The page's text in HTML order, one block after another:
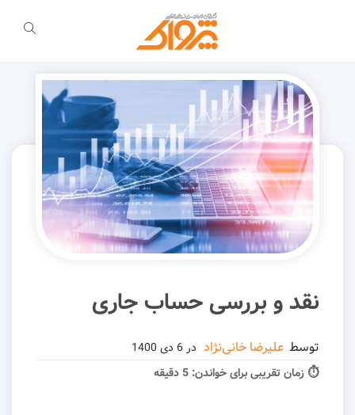
نقد و بررسی حساب جاری
توسط علیرضا خانی‌نژاد در
⏱ زمان تقریبی برای خواندن: 5 دقیقه